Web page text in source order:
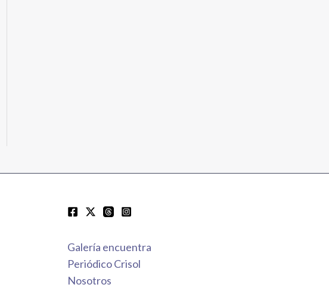
Galería encuentra
Periódico Crisol
Nosotros